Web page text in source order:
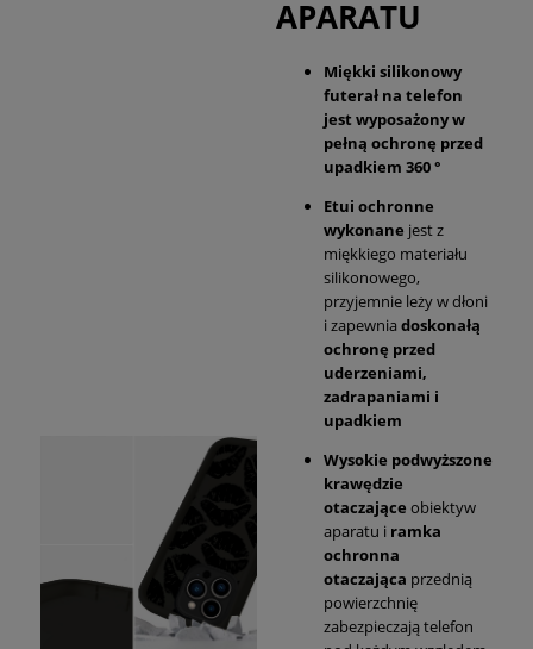
APARATU
Miękki silikonowy
futerał na telefon
jest wyposażony w
pełną ochronę przed
upadkiem 360 °
Etui ochronne
wykonane jest z
miękkiego materiału
silikonowego,
przyjemnie leży w dłoni
i zapewnia doskonałą
ochronę przed
uderzeniami,
zadrapaniami i
upadkiem
Wysokie podwyższone
krawędzie
otaczające obiektyw
aparatu i ramka
ochronna
otaczająca przednią
powierzchnię
zabezpieczają telefon